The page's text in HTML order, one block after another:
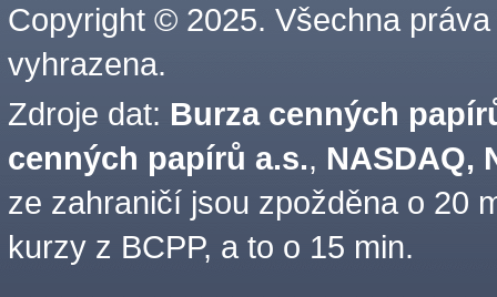
Copyright © 2025. Všechna práva
vyhrazena.
Zdroje dat: Burza cenných
cenných papírů a.s., NASDAQ,
ze zahraničí jsou zpožděna o 20
kurzy z BCPP, a to o 15 min.